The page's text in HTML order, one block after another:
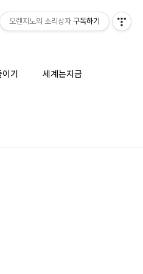
기 세계는지금
오렌지노의 소리상자 구독하기